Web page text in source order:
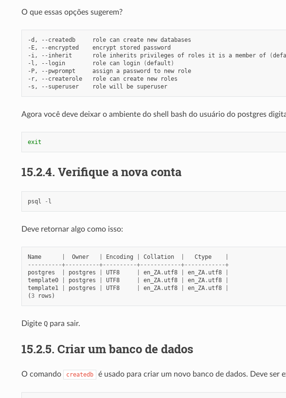
O que essas opções sugerem?
-d, --createdb role can create new databases
-E,
--encrypted encrypt stored
password
-i,
--inherit role inherits privileges of roles it is a member of (
-l,
--login role can login (default )
-P,
--pwprompt assign a password to new
role
-r,
--createrole role can create new
roles
-s,
--superuser role will be superuser
Agora você deve deixar o ambiente do shell bash do usuário do postgres
exit
15.2.4. Verifique a nova conta
psql - l
Deve retornar algo como isso:
Name Owner Encoding Collation Ctype
----------+----------+----------+------------+------------+
postgres
postgres UTF8 en_ZA. utf8 en_ZA. utf8
template0
postgres UTF8 en_ZA. utf8 en_ZA. utf8
template1
postgres UTF8 en_ZA. utf8 en_ZA. utf8
(3 rows )
Digite Qpara sair.
15.2.5. Criar um banco de dados
O comando createdb é usado para criar um novo banco de dados. Deve ser